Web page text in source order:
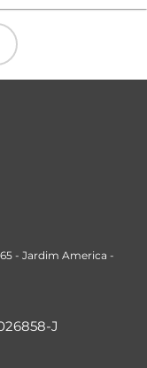
- Jardim America -
J